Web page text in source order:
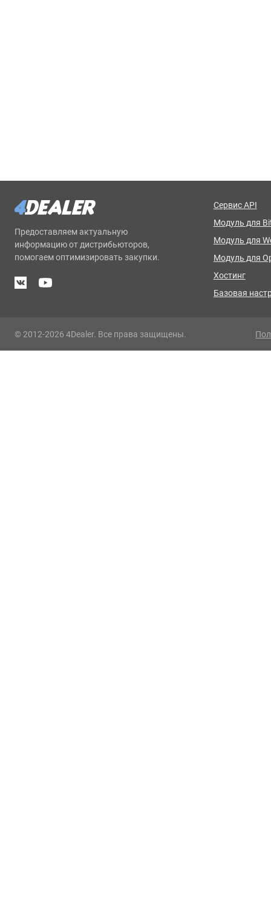
Предоставляем актуальную
информацию от дистрибьюторов,
помогаем оптимизировать закупки.
Сервис API
Модуль для
Модуль для
Модуль для
Хостинг
Базовая
© 2012-2026 4Dealer. Все права защищены.